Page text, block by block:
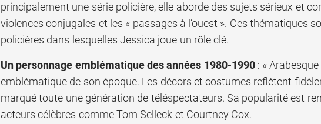
principalement une série policière, elle aborde des sujets sérieux et
violences conjugales et les « passages à l’ouest ». Ces thématiques
policières dans lesquelles Jessica joue un rôle clé.
Un personnage emblématique des années 1980-1990: «
emblématique de son époque. Les décors et costumes reflètent
marqué toute une génération de téléspectateurs. Sa popularité est
acteurs célèbres comme Tom Selleck et Courtney Cox.